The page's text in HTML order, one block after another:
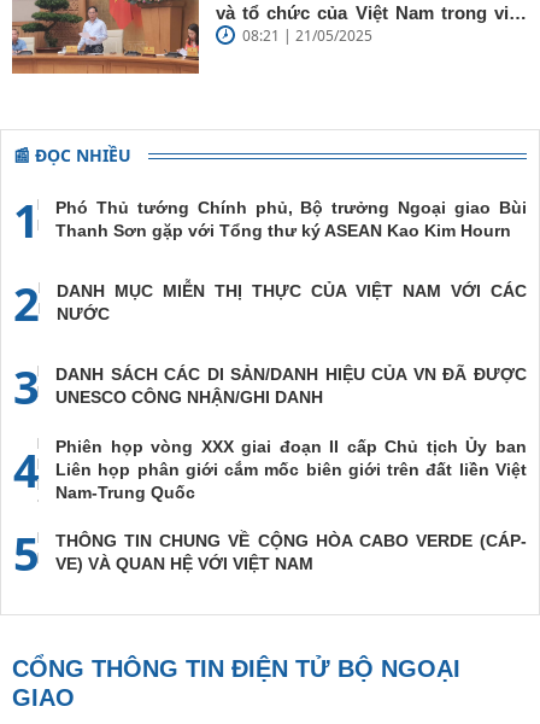
và tổ chức của Việt Nam trong việc
đề cao chủ nghĩa đa phương, đoàn
08:21 | 21/05/2025
📰 ĐỌC NHIỀU
1
Phó Thủ tướng Chính phủ, Bộ trưởng Ngoại giao Bùi
Thanh Sơn gặp với Tổng thư ký ASEAN Kao Kim Hourn
2
DANH MỤC MIỄN THỊ THỰC CỦA VIỆT NAM VỚI CÁC
NƯỚC
3
DANH SÁCH CÁC DI SẢN/DANH HIỆU CỦA VN ĐÃ ĐƯỢC
UNESCO CÔNG NHẬN/GHI DANH
4
Phiên họp vòng XXX giai đoạn II cấp Chủ tịch Ủy ban
Liên họp phân giới cắm mốc biên giới trên đất liền Việt
Nam-Trung Quốc
5
THÔNG TIN CHUNG VỀ CỘNG HÒA CABO VERDE (CÁP-
VE) VÀ QUAN HỆ VỚI VIỆT NAM
CỔNG THÔNG TIN ĐIỆN TỬ BỘ NGOẠI
GIAO